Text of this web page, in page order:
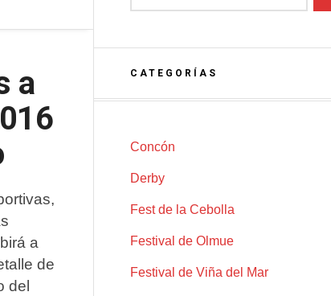
a
a
de
del
CATEGORÍAS
Concón
Derby
Fest de la Cebolla
Festival de Olmue
Festival de Viña del Mar